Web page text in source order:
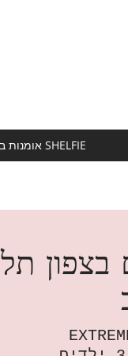
אומנות בהתאמה אישית SHELFIE
בצפון תל